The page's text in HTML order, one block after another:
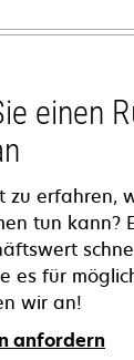
einen
zu erfahren,
tun kann?
es für
wir an!
anfordern